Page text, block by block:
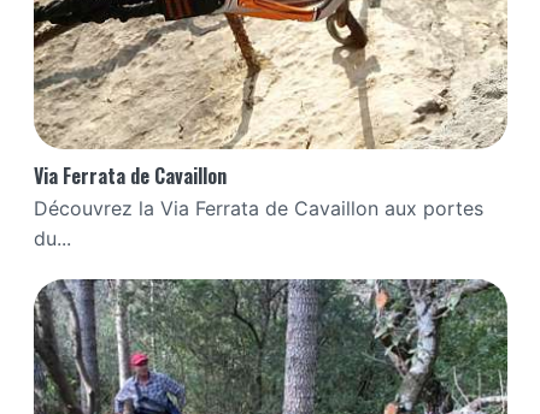
Via Ferrata de Cavaillon
Découvrez la Via Ferrata de Cavaillon aux portes
du...